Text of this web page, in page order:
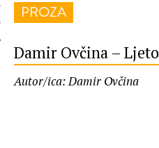
PROZA
Damir Ovčina –
Autor/ica: Damir Ovčina